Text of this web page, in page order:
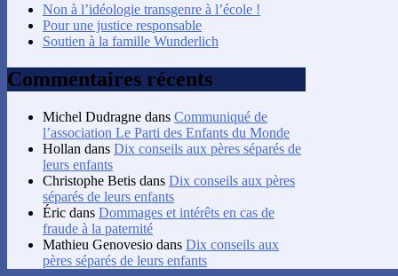
Non à l’idéologie transgenre à l’école !
Pour une justice responsable
Soutien à la famille Wunderlich
Commentaires récents
Michel Dudragne dans Communiqué de
l’association Le Parti des Enfants du Monde
Hollan dans Dix conseils aux pères séparés de
leurs enfants
Christophe Betis dans Dix conseils aux pères
séparés de leurs enfants
Éric dans Dommages et intérêts en cas de
fraude à la paternité
Mathieu Genovesio dans Dix conseils aux
pères séparés de leurs enfants